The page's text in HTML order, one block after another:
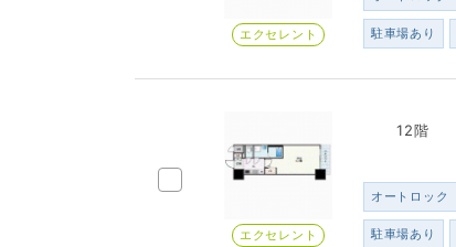
エクセレント 駐車場あり
エクセレント
12階
オートロック
駐車場あり